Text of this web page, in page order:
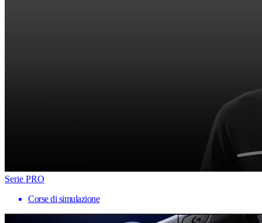
Serie PRO
Corse di simulazione